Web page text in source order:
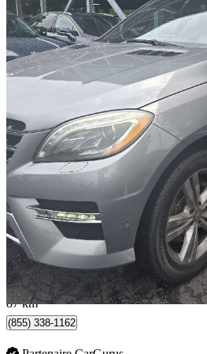
2015 Mercedes-Benz M-Class
ML 350 BlueTEC 4MATIC 148 498 km
14 995 $
263 $/mois env.
Hornby, ON
87 km
(855) 338-1162